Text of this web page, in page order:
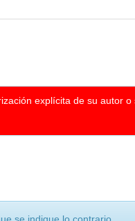
explícita de su autor